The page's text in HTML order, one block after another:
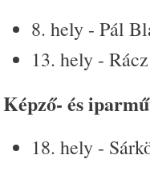
8. hely - Pál
13. hely -
Képző- és
18. hely -